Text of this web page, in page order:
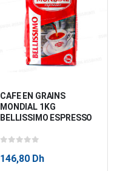
CAFE EN GRAINS
MONDIAL 1KG
BELLISSIMO ESPRESSO
146,80 Dh